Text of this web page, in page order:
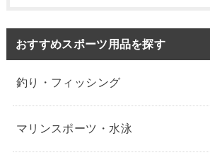
おすすめスポーツ用品を探す
釣り・フィッシング
マリンスポーツ・水泳